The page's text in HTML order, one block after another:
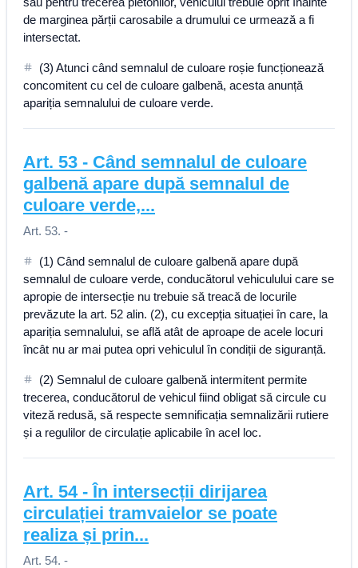
de marginea părții carosabile a drumului ce urmează a fi
intersectat.
(3) Atunci când semnalul de culoare roșie funcționează
concomitent cu cel de culoare galbenă, acesta anunță
apariția semnalului de culoare verde.
Art. 53 - Când semnalul de culoare
galbenă apare după semnalul de
culoare verde,...
Art. 53. -
(1) Când semnalul de culoare galbenă apare după
semnalul de culoare verde, conducătorul vehiculului care se
apropie de intersecție nu trebuie să treacă de locurile
prevăzute la art. 52 alin. (2), cu excepția situației în care, la
apariția semnalului, se află atât de aproape de acele locuri
încât nu ar mai putea opri vehiculul în condiții de siguranță.
(2) Semnalul de culoare galbenă intermitent permite
trecerea, conducătorul de vehicul fiind obligat să circule cu
viteză redusă, să respecte semnificația semnalizării rutiere
și a regulilor de circulație aplicabile în acel loc.
Art. 54-În intersecții dirijarea
circulației tramvaielor se poate
realiza și prin...
Art. 54. -